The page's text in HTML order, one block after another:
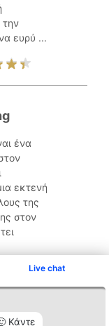
Live chat
Κάντε
την
ευρύ ...
ένα
εκτενή
της
στον
Επικοινωνία